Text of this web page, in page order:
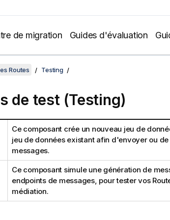
de migration Guides d'évaluation
Routes Testing
de test (Testing)
Ce composant crée un nouveau jeu de
jeu de données existant afin d'envoyer ou
messages.
Ce composant simule une génération de
endpoints de messages, pour tester vos
médiation.